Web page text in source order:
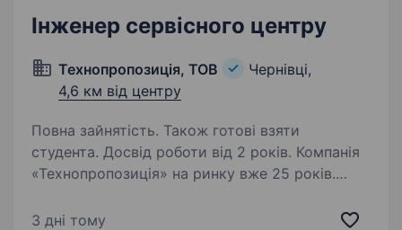
Інженер сервісного центру
Технопропозиція, ТОВ
Чернівці,
4,6 км від центру
Повна зайнятість. Також готові взяти
студента. Досвід роботи від 2 років. Компанія
«Технопропозиція» на ринку вже 25 років.
та офісах. Ми встановлюємо та забезпечуємо
3 дні тому